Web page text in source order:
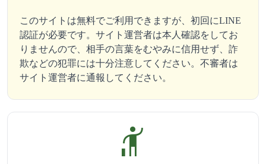
このサイトは無料でご利用できますが、初回にLINE
認証が必要です。サイト運営者は本人確認をしてお
りませんので、相手の言葉をむやみに信用せず、詐
欺などの犯罪には十分注意してください。不審者は
サイト運営者に通報してください。
hail